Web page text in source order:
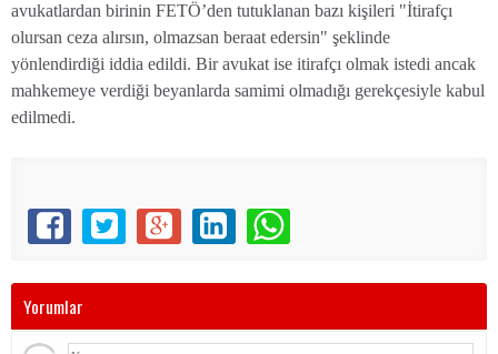
avukatlardan birinin FETÖ’den tutuklanan bazı kişileri "İtirafçı
olursan ceza alırsın, olmazsan beraat edersin" şeklinde
yönlendirdiği iddia edildi. Bir avukat ise itirafçı olmak istedi ancak
mahkemeye verdiği beyanlarda samimi olmadığı gerekçesiyle kabul
edilmedi.
Yorumlar